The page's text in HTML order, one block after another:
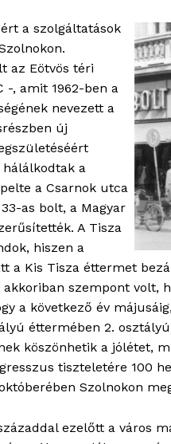
ELŐFIZETÉS
a szolgáltatások
az Eötvös téri
-, amit 1962-ben a
nevezett a
új
a
a Csarnok utca
as bolt, a Magyar
A Tisza
hiszen a
a Kis Tisza éttermet
szempont volt,
a következő év
éttermében 2.
köszönhetik a jólétet,
tiszteletére 100
Szolnokon
ezelőtt a város